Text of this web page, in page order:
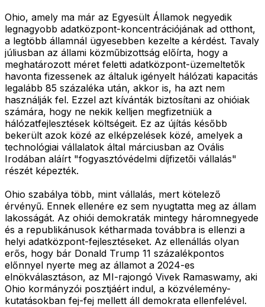
Ohio, amely ma már az Egyesült Államok negyedik
legnagyobb adatközpont-koncentrációjának ad otthont,
a legtöbb államnál ügyesebben kezelte a kérdést. Tavaly
júliusban az állami közműbizottság előírta, hogy a
meghatározott méret feletti adatközpont-üzemeltetők
havonta fizessenek az általuk igényelt hálózati kapacitás
legalább 85 százaléka után, akkor is, ha azt nem
használják fel. Ezzel azt kívánták biztosítani az ohióiak
számára, hogy ne nekik kelljen megfizetniük a
hálózatfejlesztések költségeit. Ez az újítás később
bekerült azok közé az elképzelések közé, amelyek a
technológiai vállalatok által márciusban az Ovális
Irodában aláírt "fogyasztóvédelmi díjfizetői vállalás"
részét képezték.
Ohio szabálya több, mint vállalás, mert kötelező
érvényű. Ennek ellenére ez sem nyugtatta meg az állam
lakosságát. Az ohiói demokraták mintegy háromnegyede
és a republikánusok kétharmada továbbra is ellenzi a
helyi adatközpont-fejlesztéseket. Az ellenállás olyan
erős, hogy bár Donald Trump 11 százalékpontos
előnnyel nyerte meg az államot a 2024-es
elnökválasztáson, az MI-rajongó Vivek Ramaswamy, aki
Ohio kormányzói posztjáért indul, a közvélemény-
kutatásokban fej-fej mellett áll demokrata ellenfelével.